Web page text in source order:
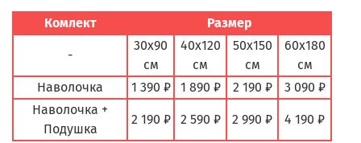
Комлект Размер
-
30х90
см
40х120
см
50х150
см
60х180
см
Наволочка
1 390 ₽ 1 890 ₽ 2 190 ₽
3 090 ₽
Наволочка +
Подушка
2 190 ₽ 2 590 ₽ 2 990 ₽ 4 190 ₽